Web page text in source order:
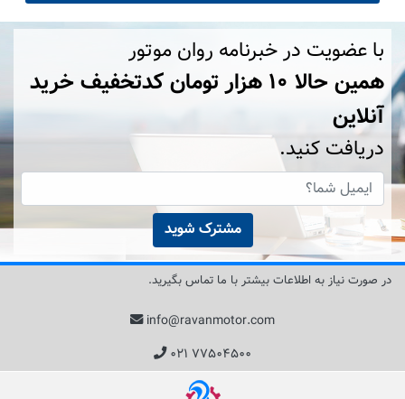
با عضویت در خبرنامه روان موتور
همین حالا ۱۰ هزار تومان کد‌تخفیف خرید
آنلاین
دریافت کنید.
مشترک شوید
در صورت نیاز به اطلاعات بیشتر با ما تماس بگیرید.
info@ravanmotor.com
۰۲۱ ۷۷۵۰۴۵۰۰